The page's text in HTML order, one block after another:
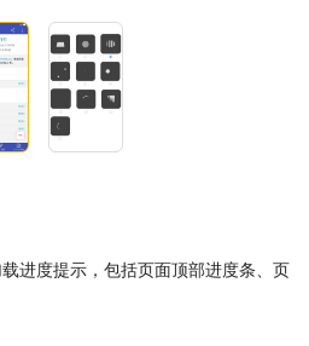
进度提示，包括页面顶部进度条、页